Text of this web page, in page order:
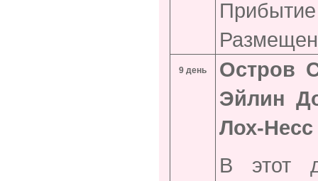
9 день
Остров
Эйлин
Лох-Несс
В этот